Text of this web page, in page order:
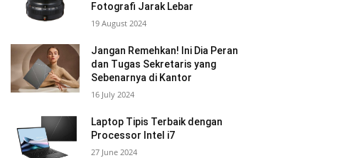
Fotografi Jarak Lebar
19 August 2024
Jangan Remehkan! Ini Dia Peran
dan Tugas Sekretaris yang
Sebenarnya di Kantor
16 July 2024
Laptop Tipis Terbaik dengan
Processor Intel i7
27 June 2024